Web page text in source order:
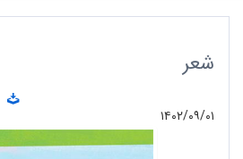
شعر
۱۴۰۲/۰۹/۰۱